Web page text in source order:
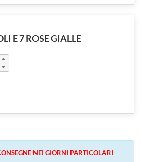
E 7 ROSE GIALLE
NEI GIORNI PARTICOLARI